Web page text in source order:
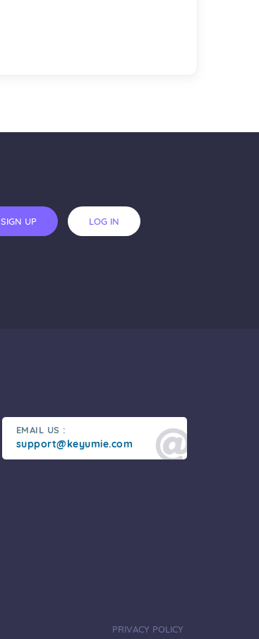
SIGN UP LOG IN
EMAIL US :
support@keyumie.com
PRIVACY POLICY